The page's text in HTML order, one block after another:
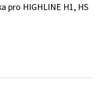
pro HIGHLINE H1, HS